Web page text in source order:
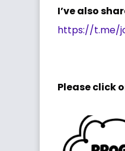
I’ve also
https://t.me/
Please click